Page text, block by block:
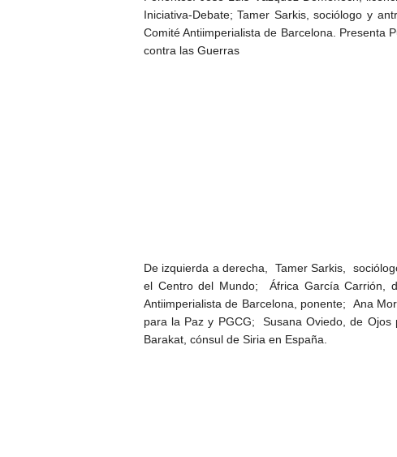
Iniciativa-Debate; Tamer Sarkis, sociólogo y
Comité Antiimperialista de Barcelona. Presenta
contra las Guerras
De izquierda a derecha, Tamer Sarkis,
el Centro del Mundo; África García Carrión,
Antiimperialista de Barcelona, ponente; Ana
para la Paz y PGCG; Susana Oviedo, de
Barakat, cónsul de Siria en España.